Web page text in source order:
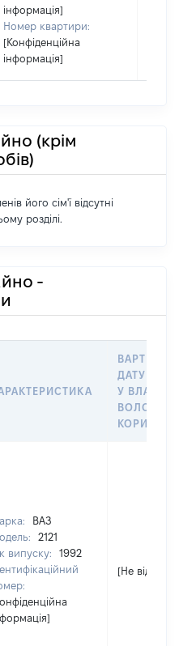
інформація]
Номер квартири:
[Конфіденційна
інформація]
(крім
його сім'ї відсутні
розділі.
-
ВАРТІСТЬ
ДАТУ
У
ВАЗ
2121
випуску:
1992
[Не відомо]